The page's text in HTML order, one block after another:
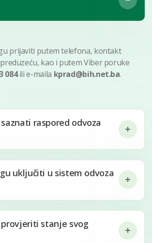
prijaviti putem telefona, kontakt
kao i putem Viber poruke
084ili e-maila kprad@bih.net.ba.
raspored odvoza
uključiti u sistem odvoza
provjeriti stanje svog